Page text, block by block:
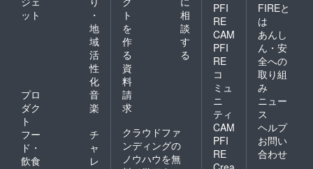
ット
・
地
域
活
性
化
プロ
ダク
ト
音
楽
フー
ド・
飲食
チ
ャ
レ
ト
を
作
る
相
談
す
る
資
料
請
求
クラウドファ
ンディングの
ノウハウを無
PFI
RE
CAM
PFI
RE
コ
ミュ
ニ
ティ
CAM
PFI
RE
FIREと
は
あんし
ん・安
全への
取り組
み
ニュー
ス
ヘルプ
お問い
合わせ